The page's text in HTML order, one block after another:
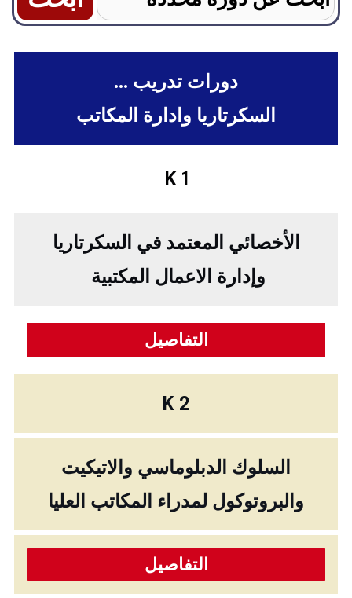
دورات تدريب ...
السكرتاريا وادارة المكاتب
K 1
الأخصائي المعتمد في السكرتاريا
وإدارة الاعمال المكتبية
التفاصيل
K 2
السلوك الدبلوماسي والاتيكيت
والبروتوكول لمدراء المكاتب العليا
التفاصيل